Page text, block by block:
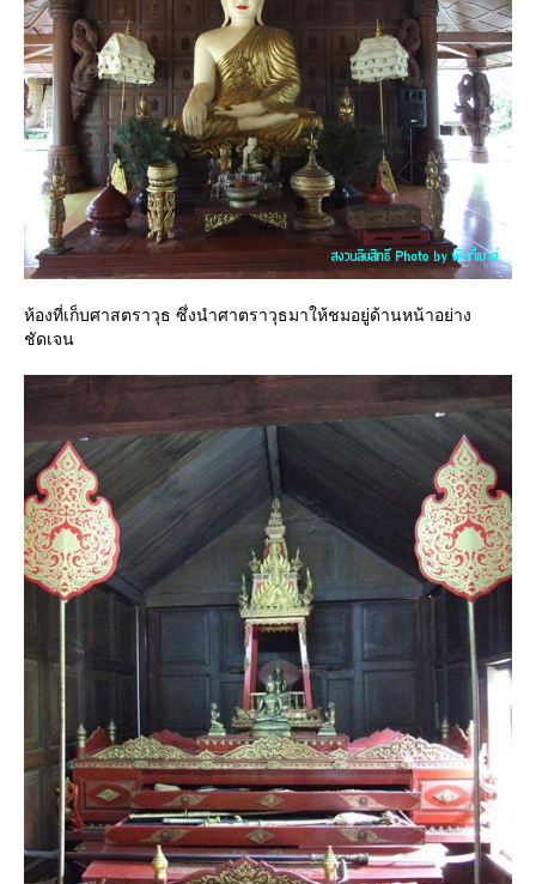
ห้องที่เก็บศาสตราวุธ ซึ่งนำศาตราวุธมาให้ชมอยู่ด้านหน้าอย่าง
ชัดเจน